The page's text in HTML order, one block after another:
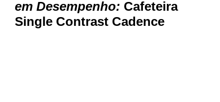
em Desempenho: Cafeteira
Single Contrast Cadence